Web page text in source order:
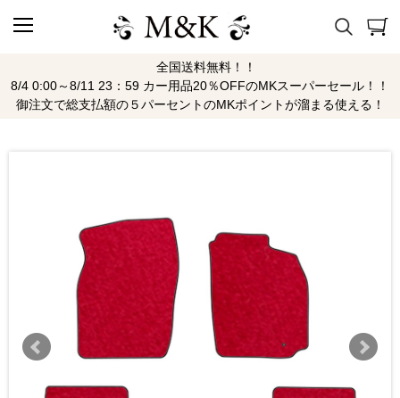
全国送料無料！！
8/4 0:00～8/11 23：59 カー用品20％OFFのMKスーパーセール！！
御注文で総支払額の５パーセントのMKポイントが溜まる使える！